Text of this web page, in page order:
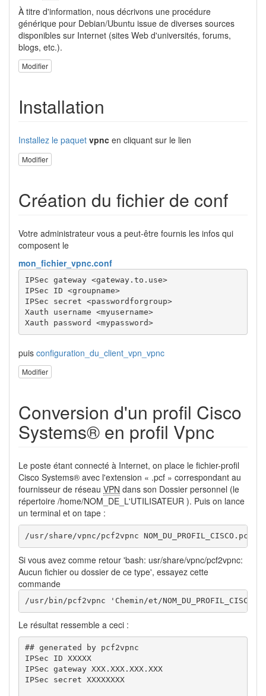
À titre d'information, nous décrivons une procédure
générique pour Debian/Ubuntu issue de diverses sources
disponibles sur Internet (sites Web d'universités, forums,
blogs, etc.).
Modifier
Installation
Installez le paquet vpnc en cliquant sur le lien
Modifier
Création du fichier de conf
Votre administrateur vous a peut-être fournis les infos qui
composent le
mon_fichier_vpnc.conf
IPSec gateway <gateway.to.use>
IPSec ID <groupname>
IPSec secret <passwordforgroup>
Xauth username <myusername>
Xauth password <mypassword>
puis configuration_du_client_vpn_vpnc
Modifier
Conversion d'un profil Cisco
Systems® en profil Vpnc
Le poste étant connecté à Internet, on place le fichier-profil
Cisco Systems® avec l'extension « .pcf » correspondant au
fournisseur de réseau VPN dans son Dossier personnel (le
répertoire /home/NOM_DE_L'UTILISATEUR ). Puis on lance
un terminal et on tape :
/usr/share/vpnc/pcf2vpnc NOM_DU_PROFIL_CISCO.pcf
Si vous avez comme retour 'bash: usr/share/vpnc/pcf2vpnc:
Aucun fichier ou dossier de ce type', essayez cette
commande
/usr/bin/pcf2vpnc 'Chemin/et/
Le résultat ressemble a ceci :
## generated by pcf2vpnc
IPSec ID XXXXX
IPSec gateway XXX.XXX.XXX.XXX
IPSec secret XXXXXXXX